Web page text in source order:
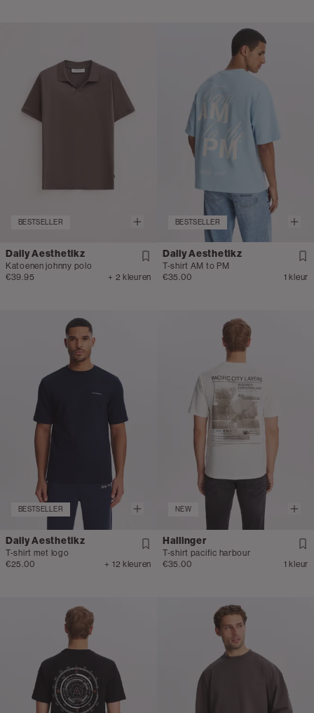
BESTSELLER
Daily Aesthetikz
Katoenen johnny polo
€39.95
+ 2 kleuren
BESTSELLER
Daily Aesthetikz
T-shirt AM to PM
€35.00
1 kleur
BESTSELLER
Daily Aesthetikz
T-shirt met logo
€25.00
+ 12 kleuren
NEW
Hallinger
T-shirt pacific harbour
€35.00
1 kleur